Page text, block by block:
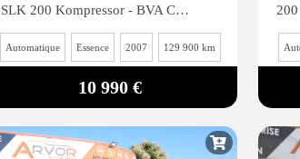
SLK 200 Kompressor - BVA CABRIOLET - BM 171 . PHASE 1
Automatique Essence 2007 129 900 km
10 990 €